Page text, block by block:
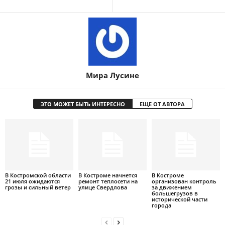
Мира Лусине
ЭТО МОЖЕТ БЫТЬ ИНТЕРЕСНО ЕЩЕ ОТ АВТОРА
В Костромской области
21 июля ожидаются
грозы и сильный ветер
В Костроме начнется
ремонт теплосети на
улице Свердлова
В Костроме
организован контроль
за движением
большегрузов в
исторической части
города